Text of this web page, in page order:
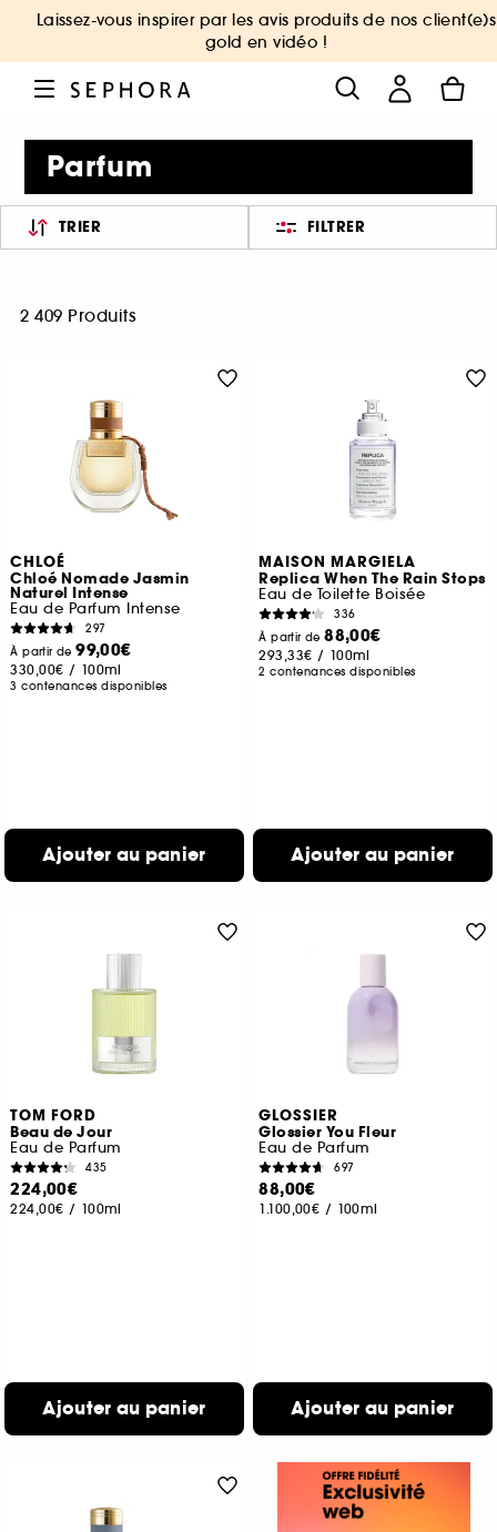
Laissez-vous inspirer par les avis produits de nos client(e)s
gold en vidéo !
Parfum
TRIER FILTRER
2 409 Produits
CHLOÉ
Chloé Nomade Jasmin
Naturel Intense
Eau de Parfum Intense
297
À partir de99,00€
330,00€ / 100ml
3 contenances disponibles
Ajouter au panier
MAISON MARGIELA
Replica When The Rain Stops
Eau de Toilette Boisée
336
À partir de88,00€
293,33€ / 100ml
2 contenances disponibles
Ajouter au panier
TOM FORD
Beau de Jour
Eau de Parfum
435
224,00€
224,00€ / 100ml
Ajouter au panier
GLOSSIER
Glossier You Fleur
Eau de Parfum
697
88,00€
1.100,00€ / 100ml
Ajouter au panier